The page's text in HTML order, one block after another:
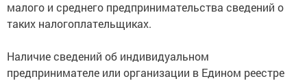
малого и среднего предпринимательства сведений о
таких налогоплательщиках.
Наличие сведений об индивидуальном
предпринимателе или организации в Едином реестре